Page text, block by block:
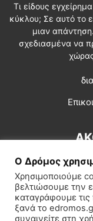
Τι είδους
κύκλου; Σε αυτό το
μιαν
σχεδιασμένα να
Ο Δρόμος
Χρησιμοποιούμε
βελτιώσουμε την
καταγράφουμε τις
ξανά το
συναινείτε στη